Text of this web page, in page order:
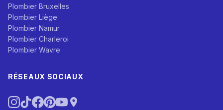
Plombier Bruxelles
Plombier Liège
Plombier Namur
Plombier Charleroi
Plombier Wavre
RÉSEAUX SOCIAUX